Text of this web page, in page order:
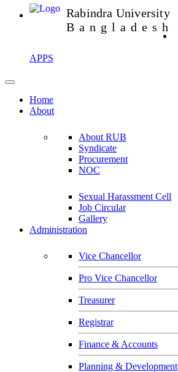
Rabindra University
Bangladesh
APPS
Home
About
About RUB
Syndicate
Procurement
NOC
Sexual Harassment Cell
Job Circular
Gallery
Administration
Vice Chancellor
Pro Vice Chancellor
Treasurer
Registrar
Finance & Accounts
Planning & Development